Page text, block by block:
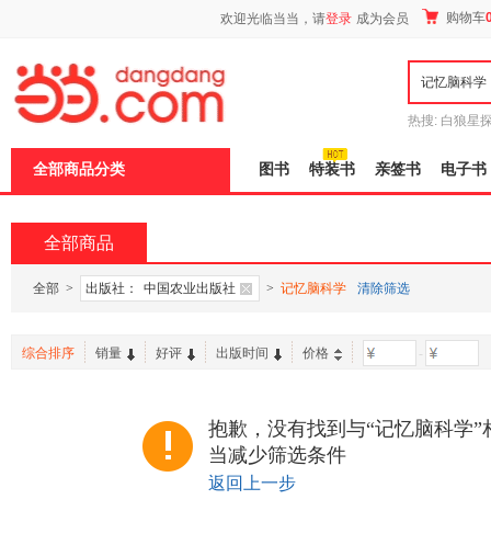
欢迎光临当当，请登录 成为会员 购物车
热搜: 白狼星
全部商品分类 图书 特装书 亲签书 电子书
全部商品
全部 > 出版社： 中国农业出版社 > 记忆脑科学 清除筛选
综合排序 销量 好评 出版时间 价格 -
抱歉，没有找到与“记忆脑科学
当减少筛选条件
返回上一步
页
加